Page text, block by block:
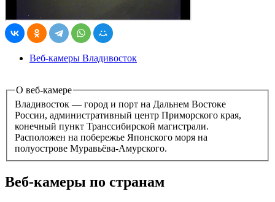
Веб-камеры Владивосток
О веб-камере
Владивосток — город и порт на Дальнем Востоке
России, административный центр Приморского края,
конечный пункт Транссибирской магистрали.
Расположен на побережье Японского моря на
полуострове Муравьёва-Амурского.
Веб-камеры по странам